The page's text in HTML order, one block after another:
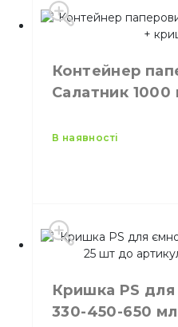
Контейнер
Салатник
Виробник
Колір
Розмір
в наявності
Кришка PS для
330-450-650